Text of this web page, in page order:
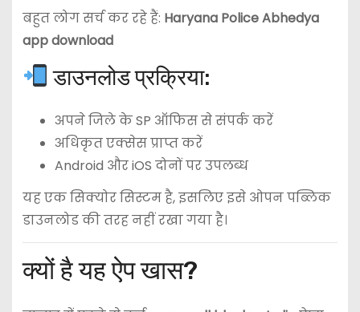
बहुत लोग सर्च कर रहे हैं: Haryana Police Abhedya
app download
डाउनलोड प्रक्रिया:
अपने जिले के SP ऑफिस से संपर्क करें
अधिकृत एक्सेस प्राप्त करें
Android और iOS दोनों पर उपलब्ध
यह एक सिक्योर सिस्टम है, इसलिए इसे ओपन पब्लिक
डाउनलोड की तरह नहीं रखा गया है।
क्यों है यह ऐप खास?